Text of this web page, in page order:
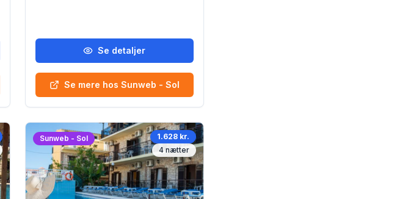
Se detaljer
Se mere hos Sunweb - Sol
Sunweb - Sol
1.628 kr.
4 nætter